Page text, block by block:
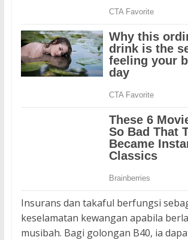
Insurans dan takaful berfungsi
keselamatan kewangan apabila
musibah. Bagi golongan B40, ia